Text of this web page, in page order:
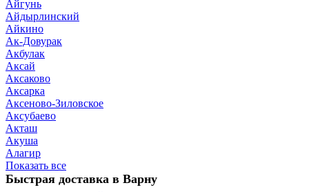
Айгунь
Айдырлинский
Айкино
Ак-Довурак
Акбулак
Аксай
Аксаково
Аксарка
Аксеново-Зиловское
Аксубаево
Акташ
Акуша
Алагир
Показать все
Быстрая доставка в Варну